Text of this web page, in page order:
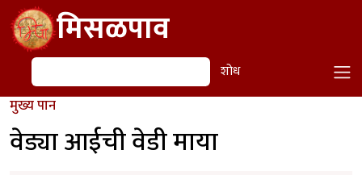
Skip to main contentमिसळपाव
शोध शोध
मुख्य पान
वेड्या आईची वेडी माया